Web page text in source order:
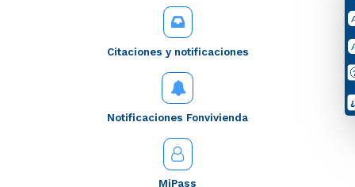
Citaciones y notificaciones
Notificaciones Fonvivienda
MiPass